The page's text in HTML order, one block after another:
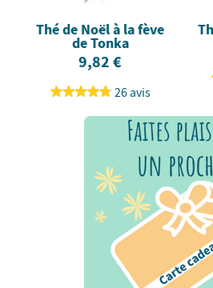
Thé de Noël à la fève
de Tonka
9,82 €
26 avis